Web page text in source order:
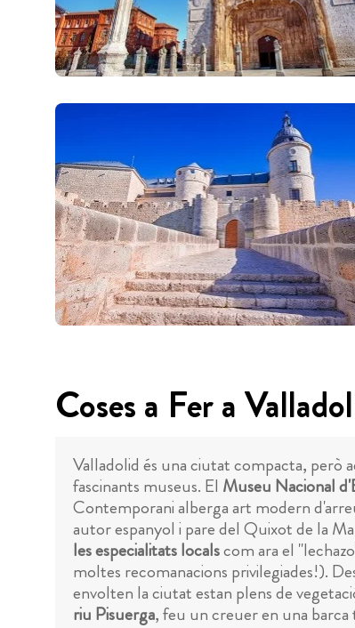
Coses a Fer a
Valladolid és una ciutat compacta, però
fascinants museus. El Museu Nacional
Contemporani alberga art modern
autor espanyol i pare del Quixot de la
les especialitats localscom ara el
moltes recomanacions privilegiades!).
envolten la ciutat estan plens de
riu Pisuerga, feu un creuer en una